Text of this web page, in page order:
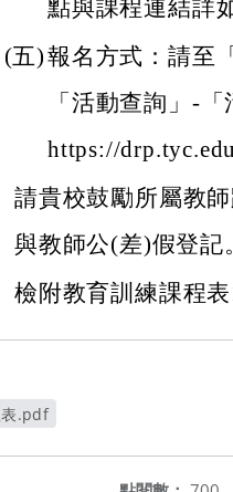
點與課程連結詳
(五)報名方式：請至
「活動查詢」-
https://
請貴校鼓勵所屬教
與教師公(差)假登記
檢附教育訓練課程表
.pdf